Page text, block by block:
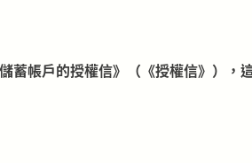
蓄帳戶的授權信》（《授權信》）